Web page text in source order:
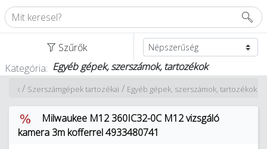
Szűrők
Kategória: Egyéb gépek, szerszámok, tartozékok
Egyéb gépek, szerszámok, tartozékok
/
Szerszámgépek tartozékai
/
Milwaukee M12 360IC32-0C M12 vizsgáló
kamera 3m kofferrel 4933480741